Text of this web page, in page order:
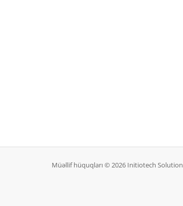
Müəllif hüquqları © 2026 Initiotech